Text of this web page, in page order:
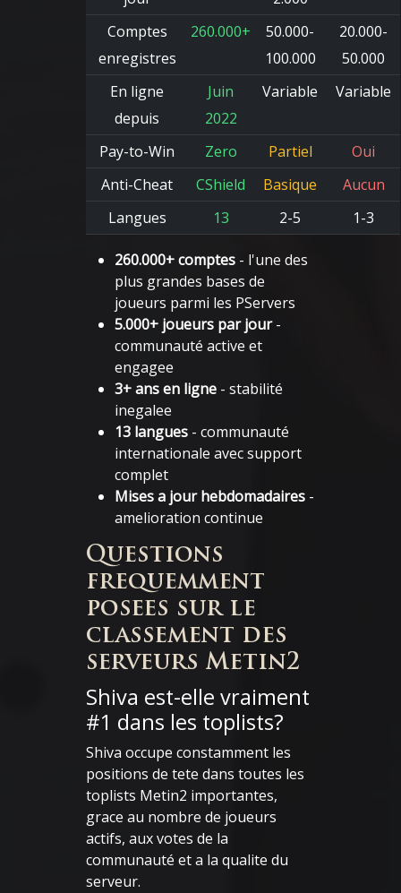
Comptes
enregistres
260.000+
50.000-
100.000
20.000-
50.000
En ligne
depuis
Juin
2022
Variable Variable
Pay-to-Win Zero Partiel
Oui
Anti-Cheat
CShield Basique
Aucun
Langues
13 2-5 1-3
260.000+ comptes - l'une des
plus grandes bases de
joueurs parmi les PServers
5.000+ joueurs par jour-
communauté active et
engagee
3+ ans en ligne - stabilité
inegalee
13 langues - communauté
internationale avec support
complet
Mises a jour hebdomadaires -
amelioration continue
Questions
frequemment
posees sur le
classement des
serveurs Metin2
Shiva est-elle vraiment
#1 dans les toplists?
Shiva occupe constamment les
positions de tete dans toutes les
toplists Metin2 importantes,
grace au nombre de joueurs
actifs, aux votes de la
communauté et a la qualite du
serveur.